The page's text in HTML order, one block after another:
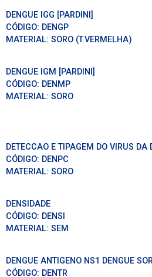
DENGUE IGG [PARDINI]
CÓDIGO: DENGP
MATERIAL: SORO (T.VERMELHA)
DENGUE IGM [PARDINI]
CÓDIGO: DENMP
MATERIAL: SORO
DETECCAO E TIPAGEM DO VIRUS DA
CÓDIGO: DENPC
MATERIAL: SORO
DENSIDADE
CÓDIGO: DENSI
MATERIAL: SEM
DENGUE ANTIGENO NS1 DENGUE
CÓDIGO: DENTR